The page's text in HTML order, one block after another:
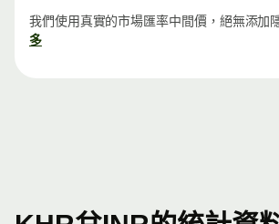
我們使用真實的市場匯率中間價，絕無添加
多